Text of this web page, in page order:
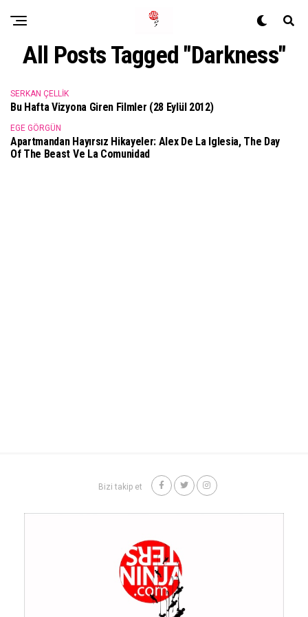
All Posts Tagged "Darkness"
SERKAN ÇELLIK
Bu Hafta Vizyona Giren Filmler (28 Eylül 2012)
EGE GÖRGÜN
Apartmandan Hayırsız Hikayeler: Alex De La Iglesia, The Day
Of The Beast Ve La Comunidad
Bizi takip et